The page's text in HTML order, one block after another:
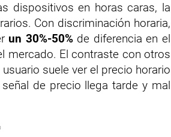
dispositivos en horas caras, la
Con discriminación horaria,
un 30%-50%de diferencia en el
mercado. El contraste con otros
suele ver el precio horario
de precio llega tarde y mal